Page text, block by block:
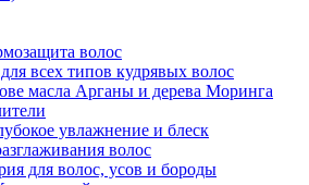
волос
всех типов кудрявых волос
масла Арганы и дерева Моринга
увлажнение и блеск
волос
для волос, усов и бороды